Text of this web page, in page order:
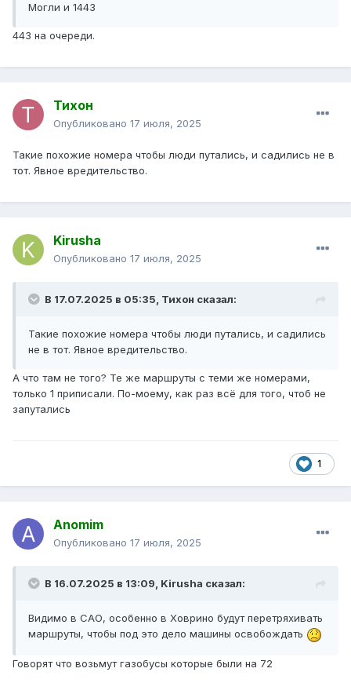
Могли и 1443
443 на очереди.
Тихон
Опубликовано 17 июля, 2025
Такие похожие номера чтобы люди путались, и садились не в
тот. Явное вредительство.
Kirusha
Опубликовано 17 июля, 2025
В 17.07.2025 в 05:35, Тихон сказал:
Такие похожие номера чтобы люди путались, и садились
не в тот. Явное вредительство.
А что там не того? Те же маршруты с теми же номерами,
только 1 приписали. По-моему, как раз всё для того, чтоб не
запутались
1
Anomim
Опубликовано 17 июля, 2025
В 16.07.2025 в 13:09, Kirusha сказал:
Видимо в САО, особенно в Ховрино будут перетряхивать
маршруты, чтобы под это дело машины освобождать
Говорят что возьмут газобусы которые были на 72